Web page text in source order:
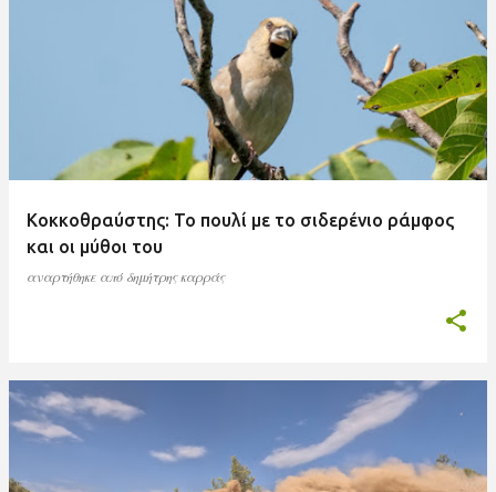
Κοκκοθραύστης: Το πουλί με το σιδερένιο ράμφος
και οι μύθοι του
αναρτήθηκε από δημήτρης καρράς